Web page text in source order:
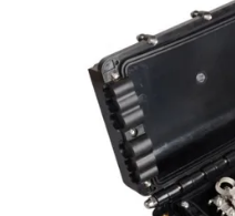
FORDERN
SIE EIN
ZITAT